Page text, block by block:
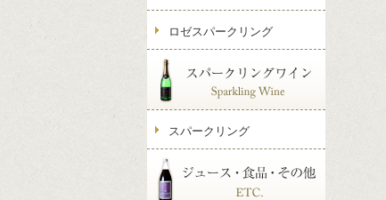
ロゼスパークリング
スパークリング